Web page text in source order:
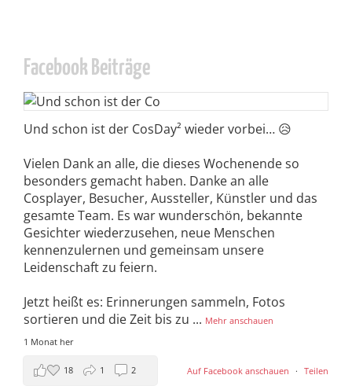
Facebook Beiträge
Und schon ist der CosDay² wieder vorbei… 😥
Vielen Dank an alle, die dieses Wochenende so
besonders gemacht haben. Danke an alle
Cosplayer, Besucher, Aussteller, Künstler und das
gesamte Team. Es war wunderschön, bekannte
Gesichter wiederzusehen, neue Menschen
kennenzulernen und gemeinsam unsere
Leidenschaft zu feiern.
Jetzt heißt es: Erinnerungen sammeln, Fotos
sortieren und die Zeit bis zu ... Mehr anschauen
1 Monat her
Auf Facebook anschauen · Teilen
18 1 2